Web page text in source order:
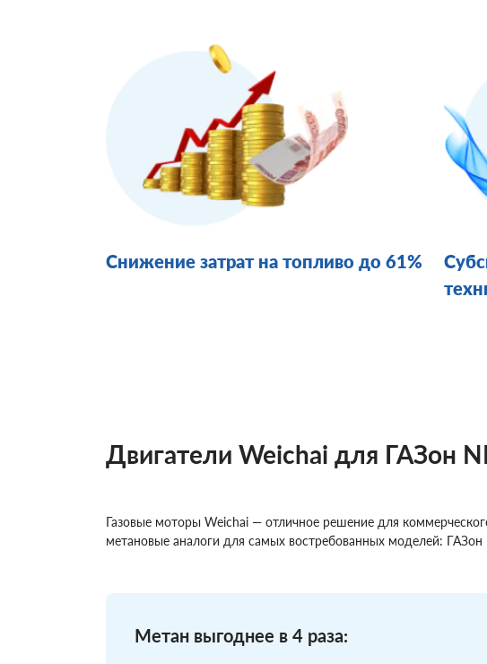
Снижение затрат на топливо до 61%
Двигатели Weichai для ГАЗон
Газовые моторы Weichai — отличное решение для
метановые аналоги для самых востребованных моделей:
Метан выгоднее в 4 раза: